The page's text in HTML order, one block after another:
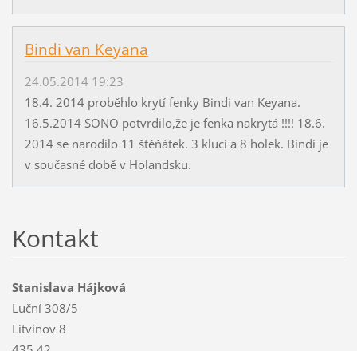
Bindi van Keyana
24.05.2014 19:23
18.4. 2014 proběhlo krytí fenky Bindi van Keyana.
16.5.2014 SONO potvrdilo,že je fenka nakrytá !!!! 18.6.
2014 se narodilo 11 štěňátek. 3 kluci a 8 holek. Bindi je
v současné době v Holandsku.
Kontakt
Stanislava Hájková
Luční 308/5
Litvínov 8